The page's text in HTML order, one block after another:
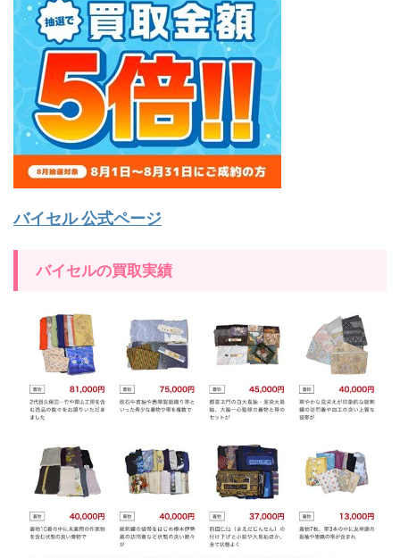
バイセル 公式ページ
バイセルの買取実績